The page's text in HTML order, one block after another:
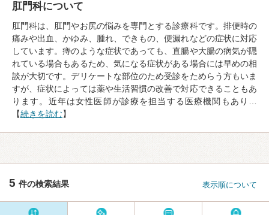
肛門科について
肛門科は、肛門やお尻の悩みを専門とする診療科です。排便時の
痛みや出血、かゆみ、腫れ、できもの、便漏れなどの症状に対応
しています。痔のような症状であっても、直腸や大腸の病気が隠
れている場合もあるため、気になる症状がある場合には早めの相
談が大切です。デリケートな部位のため受診をためらう方もいま
すが、症状によっては薬や生活習慣の改善で対応できることもあ
ります。近年は女性医師が診療を担当する医療機関もあり…
【続きを読む】
5 件の検索結果 表示順について